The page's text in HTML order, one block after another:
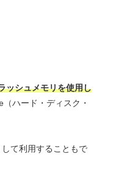
ッシュメモリを使用し
ハード・ディスク・
て利用することもで